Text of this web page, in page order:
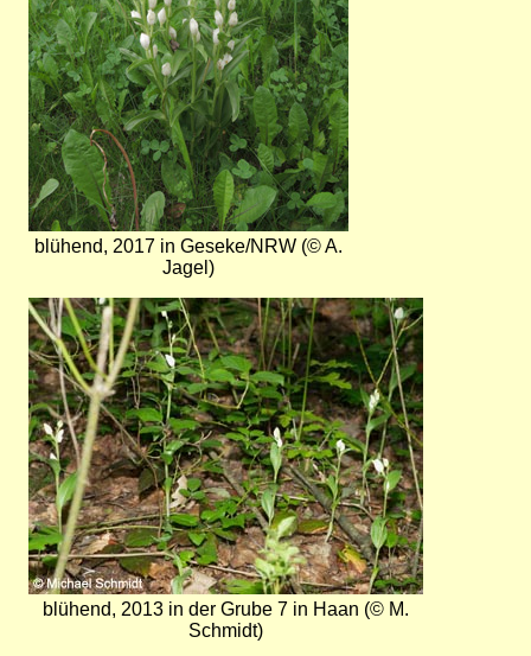
blühend, 2017 in Geseke/NRW (© A.
Jagel)
Bild
blühend, 2013 in der Grube 7 in Haan (© M.
Schmidt)